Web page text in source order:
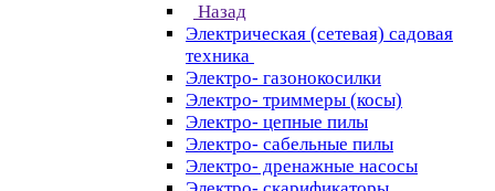
Назад
Электрическая (сетевая) садовая
техника
Электро- газонокосилки
Электро- триммеры (косы)
Электро- цепные пилы
Электро- сабельные пилы
Электро- дренажные насосы